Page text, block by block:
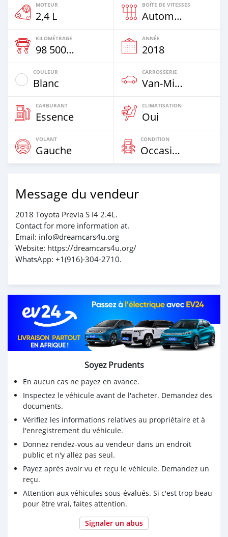
MOTEUR
2,4 L
BOÎTE DE VITESSES
Automatique
KILOMÉTRAGE
98 500 Km
ANNÉE
2018
COULEUR
Blanc
CARROSSERIE
Van‒Minibus
CARBURANT
Essence
CLIMATISATION
Oui
VOLANT
Gauche
CONDITION
Occasion
Message du vendeur
2018 Toyota Previa S I4 2.4L.
Contact for more information at.
Email: info@dreamcars4u.org
Website: https://dreamcars4u.org/
WhatsApp: ‪+1(916)-304-2710‬.
Soyez Prudents
En aucun cas ne payez en avance.
Inspectez le véhicule avant de l'acheter. Demandez des
documents.
Vérifiez les informations relatives au propriétaire et à
l'enregistrement du véhicule.
Donnez rendez-vous au vendeur dans un endroit
public et n'y allez pas seul.
Payez après avoir vu et reçu le véhicule. Demandez un
reçu.
Attention aux véhicules sous-évalués. Si c'est trop beau
pour être vrai, faites attention.
Signaler un abus